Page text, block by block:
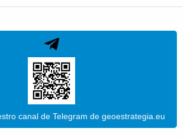
canal de Telegram de geoestrategia.eu